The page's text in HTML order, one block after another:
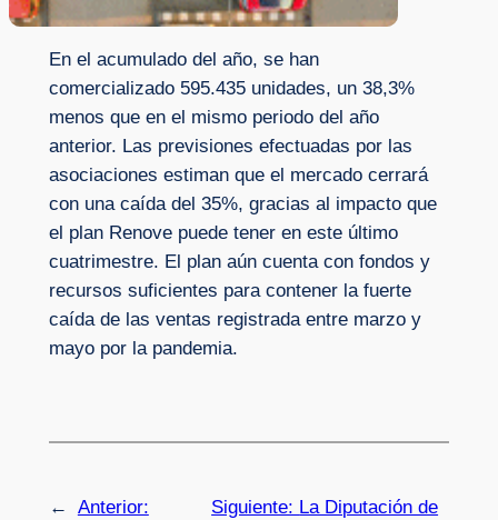
En el acumulado del año, se han
comercializado 595.435 unidades, un 38,3%
menos que en el mismo periodo del año
anterior. Las previsiones efectuadas por las
asociaciones estiman que el mercado cerrará
con una caída del 35%, gracias al impacto que
el plan Renove puede tener en este último
cuatrimestre. El plan aún cuenta con fondos y
recursos suficientes para contener la fuerte
caída de las ventas registrada entre marzo y
mayo por la pandemia.
←
Anterior:
Siguiente: La Diputación de